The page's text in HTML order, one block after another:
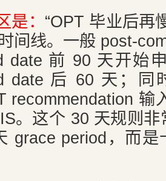
是： “OPT 毕业后再
间线。一般 post-
date 前 90 天开始
date 后 60 天；同
recommendation 输
。这个 30 天规则
grace period，而